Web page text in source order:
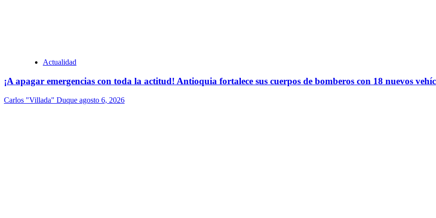
Actualidad
¡A apagar emergencias con toda la actitud! Antioquia fortalece sus cuerpos de bomberos con 18 nuevos
Carlos "Villada" Duque agosto 6, 2026